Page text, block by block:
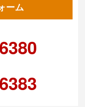
ーム